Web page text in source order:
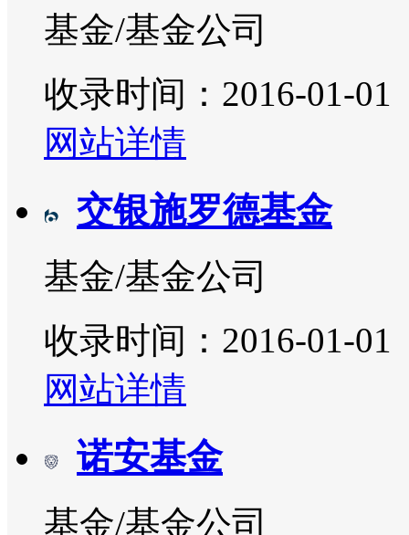
基金/基金公司
收录时间：2016-01-01
网站详情
交银施罗德基金
基金/基金公司
收录时间：2016-01-01
网站详情
诺安基金
基金/基金公司